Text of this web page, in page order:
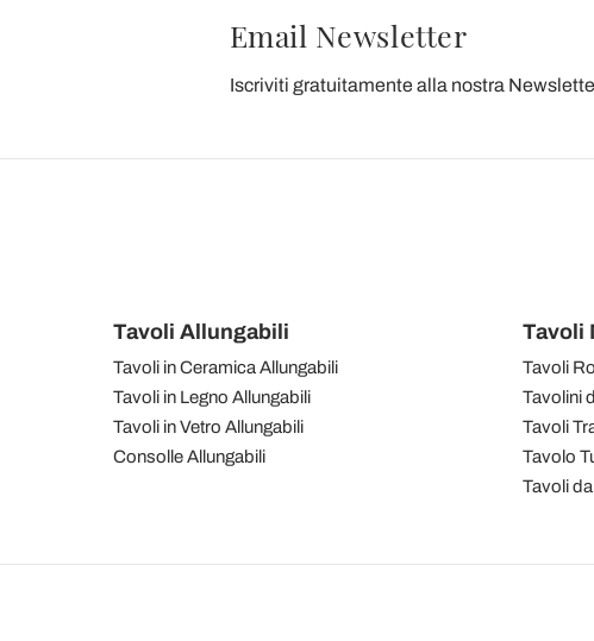
Email Newsletter
Iscriviti gratuitamente alla nostra
Tavoli Allungabili
Tavoli in Ceramica Allungabili
Tavoli in Legno Allungabili
Tavoli in Vetro Allungabili
Consolle Allungabili
Tavoli
Tavoli
Tavolini
Tavoli
Tavolo
Tavoli